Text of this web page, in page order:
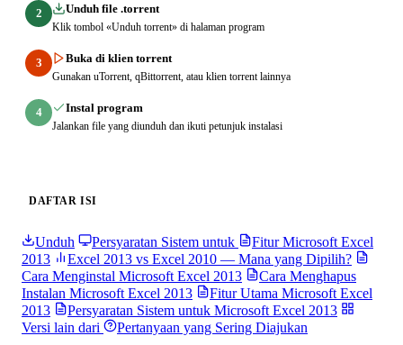
2 Unduh file .torrent
Klik tombol «Unduh torrent» di halaman program
3 Buka di klien torrent
Gunakan uTorrent, qBittorrent, atau klien torrent lainnya
4 Instal program
Jalankan file yang diunduh dan ikuti petunjuk instalasi
DAFTAR ISI
Unduh Persyaratan Sistem untuk
Fitur Microsoft Excel
2013
Excel 2013 vs Excel 2010 — Mana yang Dipilih?
Cara Menginstal Microsoft Excel 2013
Cara Menghapus
Instalan Microsoft Excel 2013
Fitur Utama Microsoft Excel
2013
Persyaratan Sistem untuk Microsoft Excel 2013
Versi lain dari
Pertanyaan yang Sering Diajukan